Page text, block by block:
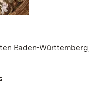
Baden-Württemberg,